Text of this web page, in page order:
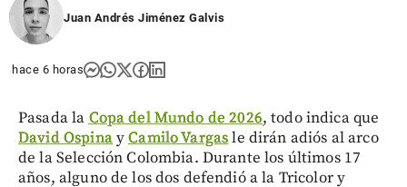
Juan Andrés Jiménez Galvis
hace 6 horas
Pasada la Copa del Mundo de 2026, todo indica que
David OspinayCamilo Vargasle dirán adiós al arco
de la Selección Colombia. Durante los últimos 17
años, alguno de los dos defendió a la Tricolor y